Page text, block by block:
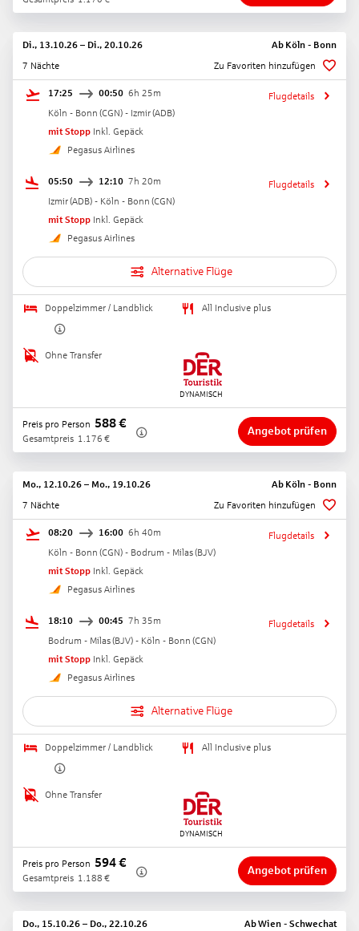
Di., 13.10.26 – Di., 20.10.26 Ab Köln - Bonn
7 Nächte
Zu Favoriten hinzufügen
17:25 00:50 6h 25m
Köln - Bonn (CGN) - Izmir(ADB)
mit Stopp Inkl. Gepäck
Pegasus Airlines
Flugdetails
05:50 12:10 7h 20m
Izmir(ADB) - Köln - Bonn (CGN)
mit Stopp Inkl. Gepäck
Pegasus Airlines
Flugdetails
Alternative Flüge
Doppelzimmer / Landblick All Inclusive plus
Ohne Transfer
Preis pro Person 588€
Gesamtpreis 1.176 €
Angebot prüfen
Mo., 12.10.26 – Mo., 19.10.26 Ab Köln - Bonn
7 Nächte
Zu Favoriten hinzufügen
08:20 16:00 6h 40m
Köln - Bonn (CGN) - Bodrum - Milas(BJV)
mit Stopp Inkl. Gepäck
Pegasus Airlines
Flugdetails
18:10 00:45 7h 35m
Bodrum - Milas(BJV) - Köln - Bonn (CGN)
mit Stopp Inkl. Gepäck
Pegasus Airlines
Flugdetails
Alternative Flüge
Doppelzimmer / Landblick All Inclusive plus
Ohne Transfer
Preis pro Person 594€
Gesamtpreis 1.188 €
Angebot prüfen
Do., 15.10.26 – Do., 22.10.26 AbWien - Schwechat